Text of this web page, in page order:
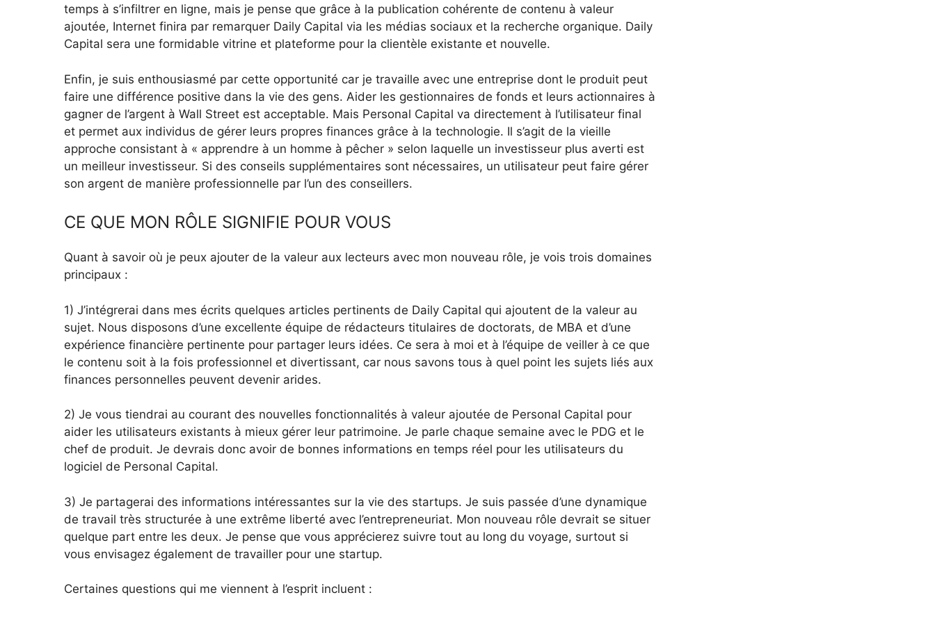
temps à s’infiltrer en ligne, mais je pense que grâce à la publication cohérente de contenu à valeur
ajoutée, Internet finira par remarquer Daily Capital via les médias sociaux et la recherche organique. Daily
Capital sera une formidable vitrine et plateforme pour la clientèle existante et nouvelle.
Enfin, je suis enthousiasmé par cette opportunité car je travaille avec une entreprise dont le produit peut
faire une différence positive dans la vie des gens. Aider les gestionnaires de fonds et leurs actionnaires à
gagner de l’argent à Wall Street est acceptable. Mais Personal Capital va directement à l’utilisateur final
et permet aux individus de gérer leurs propres finances grâce à la technologie. Il s’agit de la vieille
approche consistant à « apprendre à un homme à pêcher » selon laquelle un investisseur plus averti est
un meilleur investisseur. Si des conseils supplémentaires sont nécessaires, un utilisateur peut faire gérer
son argent de manière professionnelle par l’un des conseillers.
CE QUE MON RÔLE SIGNIFIE POUR VOUS
Quant à savoir où je peux ajouter de la valeur aux lecteurs avec mon nouveau rôle, je vois trois domaines
principaux :
1) J’intégrerai dans mes écrits quelques articles pertinents de Daily Capital qui ajoutent de la valeur au
sujet. Nous disposons d’une excellente équipe de rédacteurs titulaires de doctorats, de MBA et d’une
expérience financière pertinente pour partager leurs idées. Ce sera à moi et à l’équipe de veiller à ce que
le contenu soit à la fois professionnel et divertissant, car nous savons tous à quel point les sujets liés aux
finances personnelles peuvent devenir arides.
2) Je vous tiendrai au courant des nouvelles fonctionnalités à valeur ajoutée de Personal Capital pour
aider les utilisateurs existants à mieux gérer leur patrimoine. Je parle chaque semaine avec le PDG et le
chef de produit. Je devrais donc avoir de bonnes informations en temps réel pour les utilisateurs du
logiciel de Personal Capital.
3) Je partagerai des informations intéressantes sur la vie des startups. Je suis passée d’une dynamique
de travail très structurée à une extrême liberté avec l’entrepreneuriat. Mon nouveau rôle devrait se situer
quelque part entre les deux. Je pense que vous apprécierez suivre tout au long du voyage, surtout si
vous envisagez également de travailler pour une startup.
Certaines questions qui me viennent à l’esprit incluent :